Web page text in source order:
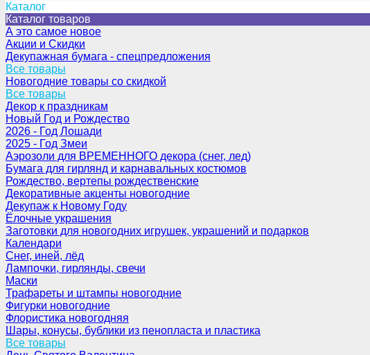
Каталог
Каталог товаров
А это самое новое
Акции и Скидки
Декупажная бумага - спецпредложения
Все товары
Новогодние товары со скидкой
Все товары
Декор к праздникам
Новый Год и Рождество
2026 - Год Лошади
2025 - Год Змеи
Аэрозоли для ВРЕМЕННОГО декора (снег, лед)
Бумага для гирлянд и карнавальных костюмов
Рождество, вертепы рождественские
Декоративные акценты новогодние
Декупаж к Новому Году
Ёлочные украшения
Заготовки для новогодних игрушек, украшений и подарков
Календари
Снег, иней, лёд
Лампочки, гирлянды, свечи
Маски
Трафареты и штампы новогодние
Фигурки новогодние
Флористика новогодняя
Шары, конусы, бублики из пенопласта и пластика
Все товары